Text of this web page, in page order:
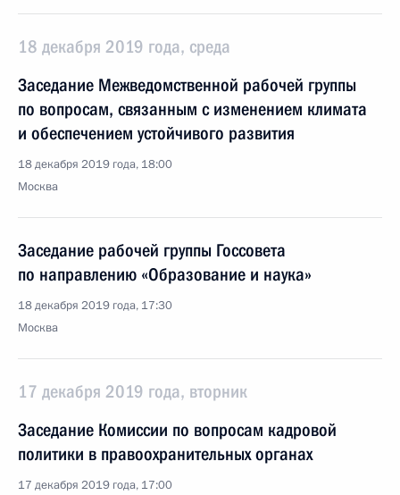
18 декабря 2019 года, среда
Заседание Межведомственной рабочей группы
по вопросам, связанным с изменением климата
и обеспечением устойчивого развития
18 декабря 2019 года, 18:00
Москва
Заседание рабочей группы Госсовета
по направлению «Образование и наука»
18 декабря 2019 года, 17:30
Москва
17 декабря 2019 года, вторник
Заседание Комиссии по вопросам кадровой
политики в правоохранительных органах
17 декабря 2019 года, 17:00